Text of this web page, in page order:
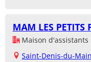
MAM LES PETITS
Maison
Saint-Denis-du-